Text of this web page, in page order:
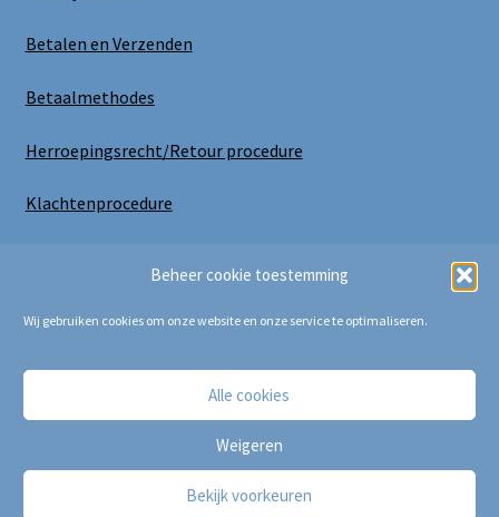
Beheer cookie toestemming
Wij gebruiken cookies om onze website en onze service te optimaliseren.
Alle cookies
Weigeren
Bekijk voorkeuren
Betalen en Verzenden
Betaalmethodes
Herroepingsrecht/Retour procedure
Klachtenprocedure
Copyright Bij Cora 2025